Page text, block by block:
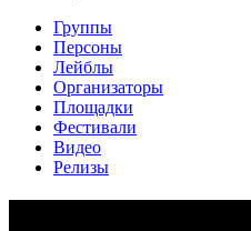
Группы
Персоны
Лейблы
Организаторы
Площадки
Фестивали
Видео
Релизы